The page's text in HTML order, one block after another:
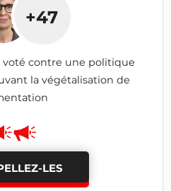
+47
voté contre une politique
la végétalisation de
LES